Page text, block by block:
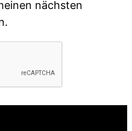
nächsten